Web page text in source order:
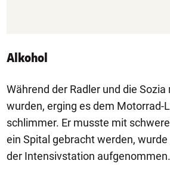
Alkohol
Während der Radler und die
wurden, erging es dem Motorrad-
schlimmer. Er musste mit
ein Spital gebracht werden,
der Intensivstation aufgenommen.